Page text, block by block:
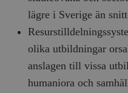
lägre i Sverige än
olika utbildningar
anslagen till vissa
humaniora och